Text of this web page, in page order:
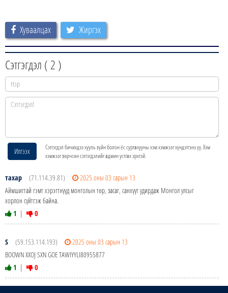
Хуваалцах Жиргэх
Сэтгэгдэл (2 )
Илгээх
Сэтгэгдэл бичихдээ хууль зүйн болон ёс суртахууны хэм хэмжээг хүндэтгэнэ үү. Хэм
хэмжээг зөрчсөн сэтгэгдэлийг админ устгах эрхтэй.
тахар (71.114.39.81)
2025 оны 03 сарын 13
Аймшигтай гэмт хэрэгтнүүд монголын төр, засаг, санхүүг удирдаж Монгол улсыг
хорлон сүйтгэж байна.
1 | 0
S (59.153.114.193)
2025 оны 03 сарын 13
BOOWN XXOJ SXN GOE TAWIYYLI80955877
1 | 0